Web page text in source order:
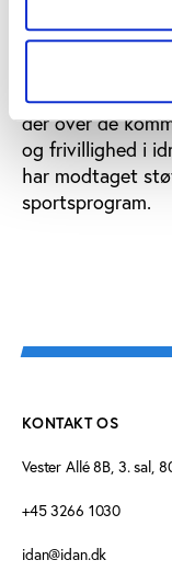
siger DIF-
pressemeddelelse.
Undersøgelsen
der over de
og frivillighed i
har modtaget
sportsprogram.
KONTAKT OS
Vester Allé 8B, 3. sal,
+45 3266 1030
idan@idan.dk